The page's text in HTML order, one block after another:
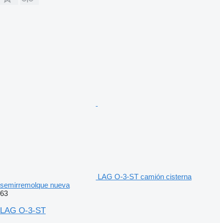
LAG O-3-ST camión cisterna
semirremolque nueva
63
LAG O-3-ST